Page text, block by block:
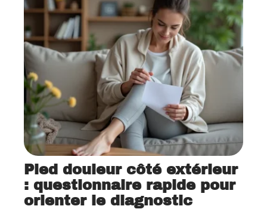
Pied douleur côté extérieur
: questionnaire rapide pour
orienter le diagnostic